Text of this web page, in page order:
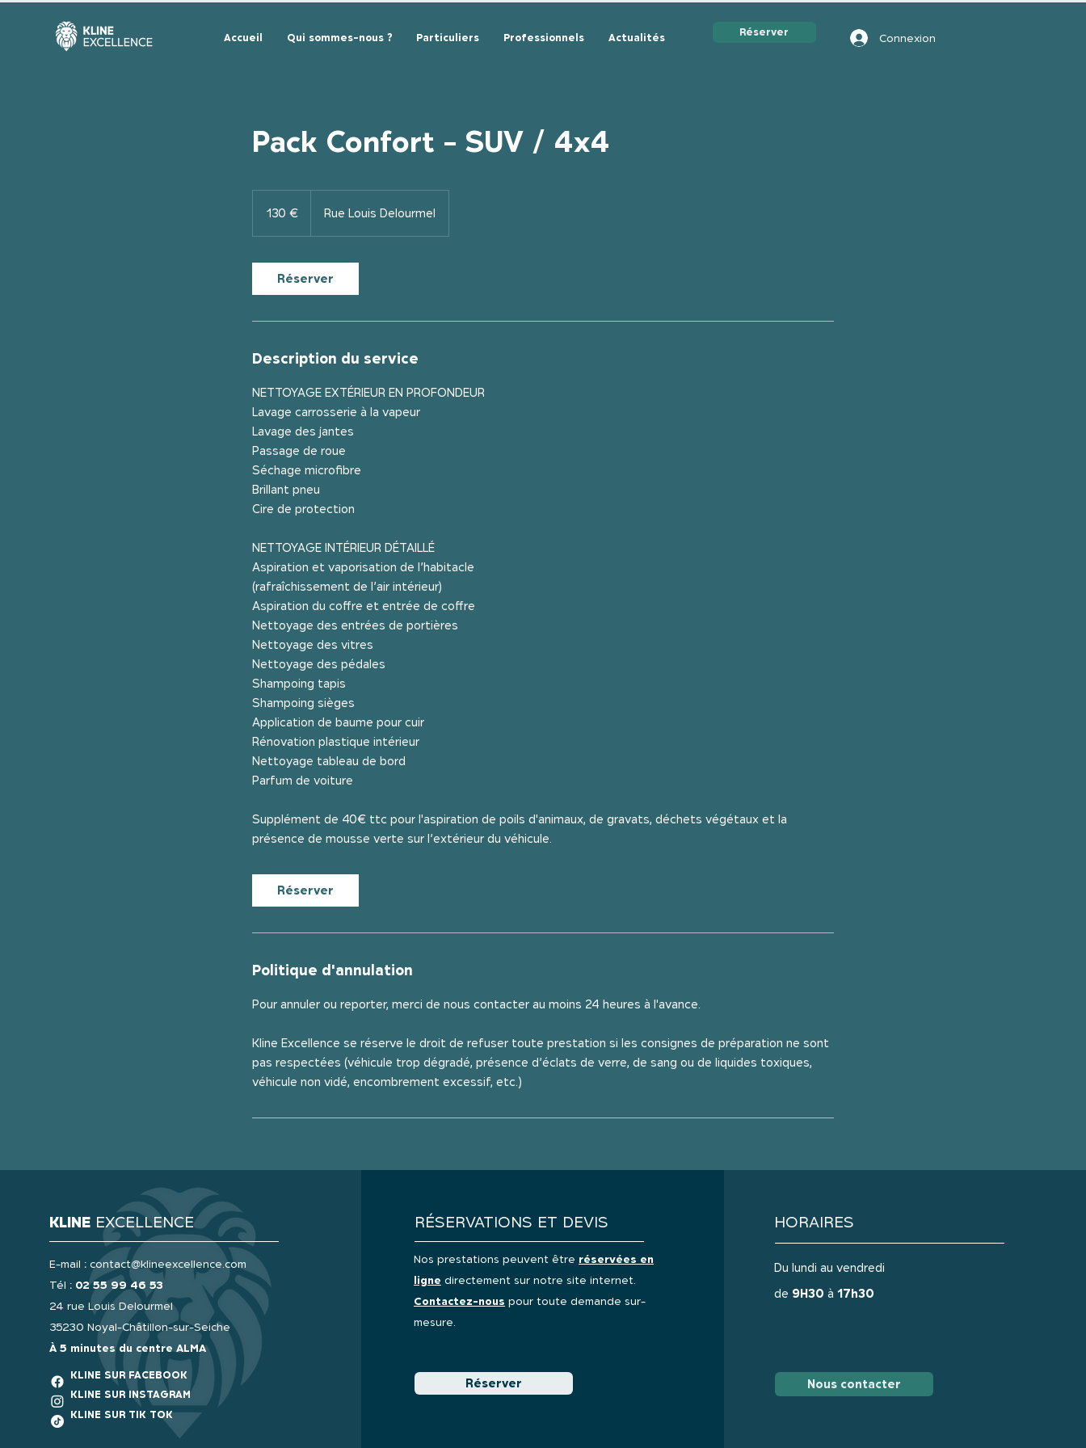
Accueil Qui sommes-nous ? Particuliers Professionnels Actualités Réserver Connexion
Pack Confort - SUV / 4x4
130 € Rue Louis Delourmel
Réserver
Description du service
NETTOYAGE EXTÉRIEUR EN PROFONDEUR
Lavage carrosserie à la vapeur
Lavage des jantes
Passage de roue
Séchage microfibre
Brillant pneu
Cire de protection
NETTOYAGE INTÉRIEUR DÉTAILLÉ
Aspiration et vaporisation de l’habitacle
(rafraîchissement de l’air intérieur)
Aspiration du coffre et entrée de coffre
Nettoyage des entrées de portières
Nettoyage des vitres
Nettoyage des pédales
Shampoing tapis
Shampoing sièges
Application de baume pour cuir
Rénovation plastique intérieur
Nettoyage tableau de bord
Parfum de voiture
Supplément de 40€ ttc pour l'aspiration de poils d'animaux, de gravats, déchets végétaux et la
présence de mousse verte sur l’extérieur du véhicule.
Réserver
Politique d'annulation
Pour annuler ou reporter, merci de nous contacter au moins 24 heures à l'avance.
Kline Excellence se réserve le droit de refuser toute prestation si les consignes de préparation ne sont
pas respectées (véhicule trop dégradé, présence d’éclats de verre, de sang ou de liquides toxiques,
véhicule non vidé, encombrement excessif, etc.)
KLINE EXCELLENCE
E-mail : contact@klineexcellence.com
Tél : 02 55 99 46 53
24 rue Louis Delourmel
35230 Noyal-Châtillon-sur-Seiche
À 5 minutes du centre ALMA
KLINE SUR FACEBOOK
KLINE SUR INSTAGRAM
KLINE SUR TIK TOK
RÉSERVATIONS ET DEVIS
Réserver
HORAIRES
Du lundi au vendredi
de 9H30à 17h30
Nous contacter
Nos prestations peuvent être réservées en
ligne directement sur notre site internet.
Contactez-nous pour toute demande sur-
mesure.